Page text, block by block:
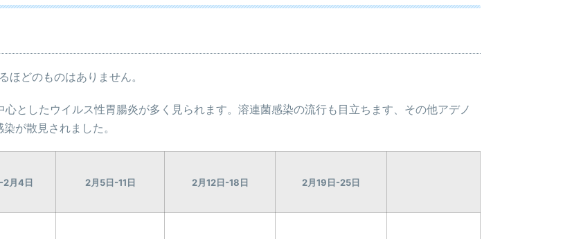
どのものはありません。
としたウイルス性胃腸炎が多く見られます。溶連菌感染の流行も目立ちます、その他アデノ
が散見されました。
2月4日 2月5日-11日 2月12日-18日 2月19日-25日